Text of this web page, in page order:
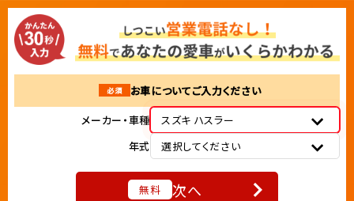
必須
お車についてご入力ください
メーカー・車種
スズキ ハスラー
年式
選択してください
無料 次へ